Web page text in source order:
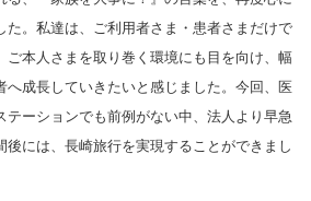
た。私達は、ご利用者さま・患者さまだけで
ご本人さまを取り巻く環境にも目を向け、幅
へ成長していきたいと感じました。今回、医
テーションでも前例がない中、法人より早急
後には、長崎旅行を実現することができまし